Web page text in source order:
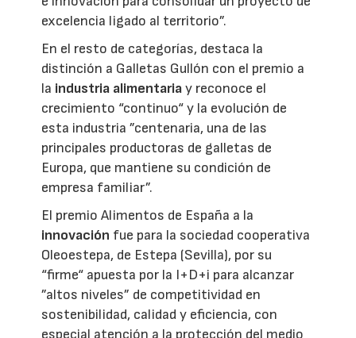
excelencia ligado al territorio”.
En el resto de categorías, destaca la
distinción a Galletas Gullón con el premio a
la industria alimentariay reconoce el
crecimiento “continuo“ y la evolución de
esta industria ”centenaria, una de las
principales productoras de galletas de
Europa, que mantiene su condición de
empresa familiar”.
El premio Alimentos de España a la
innovación fue para la sociedad cooperativa
Oleoestepa, de Estepa (Sevilla), por su
“firme“ apuesta por la I+D+i para alcanzar
”altos niveles” de competitividad en
sostenibilidad, calidad y eficiencia, con
especial atención a la protección del medio